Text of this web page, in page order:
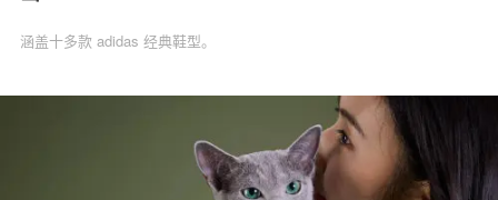
涵盖十多款 adidas 经典鞋型。